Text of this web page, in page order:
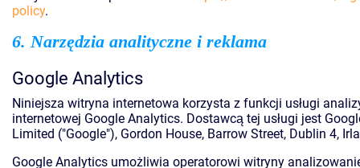
policy.
6. Narzędzia analityczne i reklama
Google Analytics
Niniejsza witryna internetowa korzysta z funkcji usługi
internetowej Google Analytics. Dostawcą tej usługi jest
Limited ("Google"), Gordon House, Barrow Street, Dublin 4,
Google Analytics umożliwia operatorowi witryny